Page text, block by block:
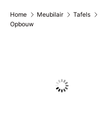
Home Meubilair Tafels
Opbouw